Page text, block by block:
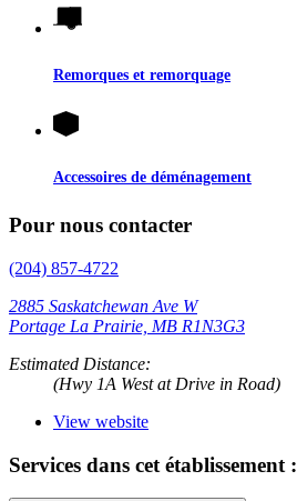
Remorques et remorquage
Accessoires de déménagement
Pour nous contacter
(204) 857-4722
2885 Saskatchewan Ave W
Portage La Prairie, MB R1N3G3
Estimated Distance:
(Hwy 1A West at Drive in Road)
View website
Services dans cet établissement :